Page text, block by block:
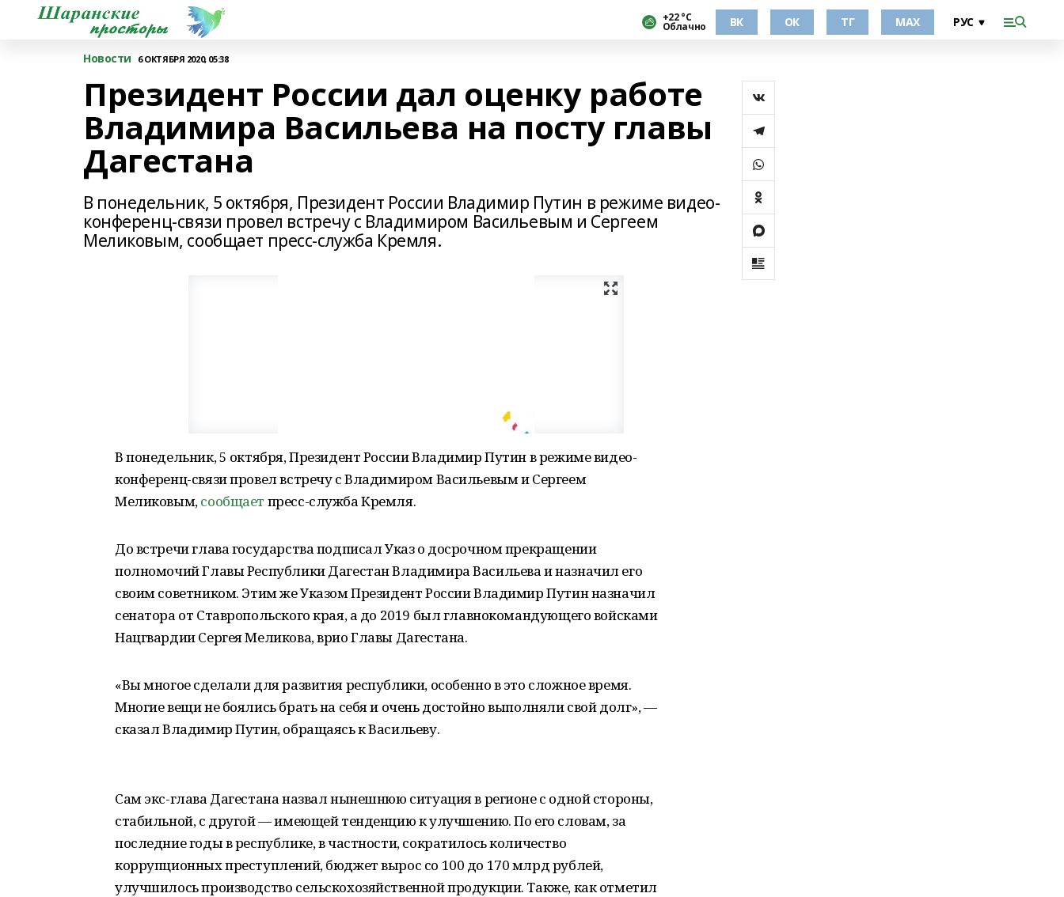
+22 °С
Облачно ВК ОК ТГ МАХ
Новости 6 ОКТЯБРЯ 2020, 05:38
Президент России дал оценку работе
Владимира Васильева на посту главы
Дагестана
В понедельник, 5 октября, Президент России Владимир Путин в режиме видео-
конференц-связи провел встречу с Владимиром Васильевым и Сергеем
Меликовым, сообщает пресс-служба Кремля.
В понедельник, 5 октября, Президент России Владимир Путин в режиме видео-
конференц-связи провел встречу с Владимиром Васильевым и Сергеем
Меликовым,сообщает пресс-служба Кремля.
До встречи глава государства подписал Указ о досрочном прекращении
полномочий Главы Республики Дагестан Владимира Васильева и назначил его
своим советником. Этим же Указом Президент России Владимир Путин назначил
сенатора от Ставропольского края, а до 2019 был главнокомандующего войсками
Нацгвардии Сергея Меликова, врио Главы Дагестана.
«Вы многое сделали для развития республики, особенно в это сложное время.
Многие вещи не боялись брать на себя и очень достойно выполняли свой долг», —
сказал Владимир Путин, обращаясь к Васильеву.
Сам экс-глава Дагестана назвал нынешнюю ситуация в регионе с одной стороны,
стабильной, с другой — имеющей тенденцию к улучшению. По его словам, за
последние годы в республике, в частности, сократилось количество
коррупционных преступлений, бюджет вырос со 100 до 170 млрд рублей,
улучшилось производство сельскохозяйственной продукции. Также, как отметил